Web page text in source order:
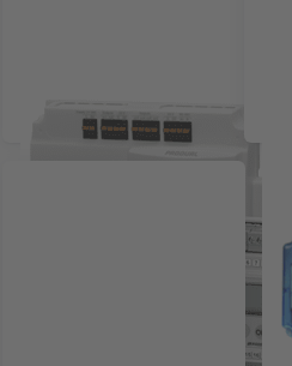
Externe ruimteregelaars